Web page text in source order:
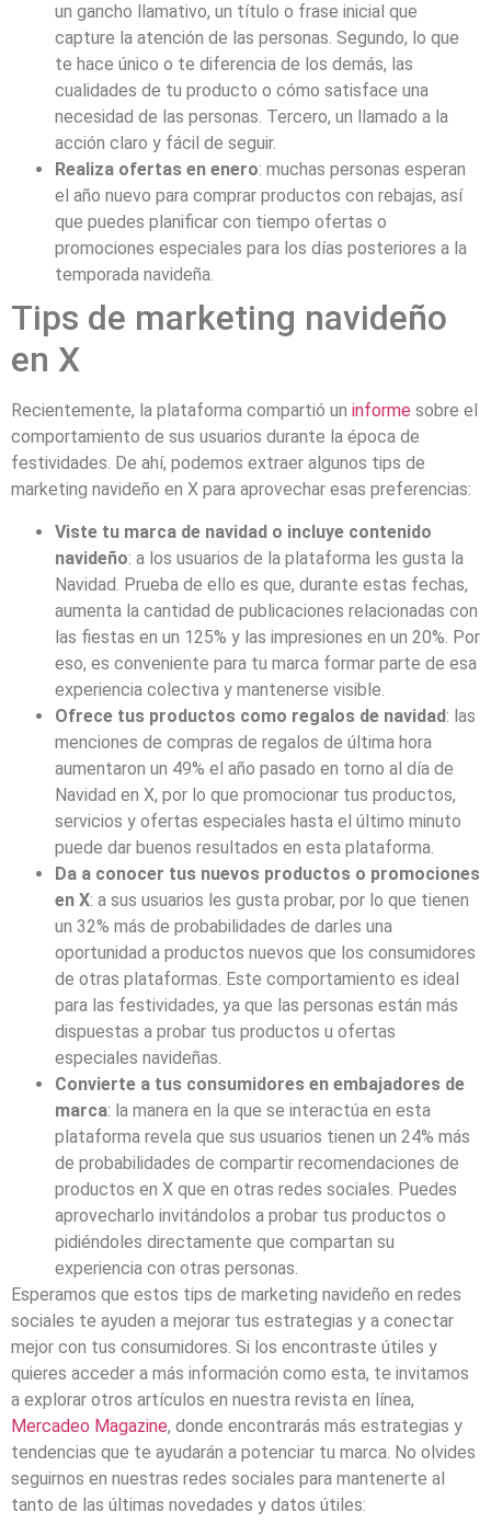
un gancho llamativo, un título o frase inicial que
capture la atención de las personas. Segundo, lo que
te hace único o te diferencia de los demás, las
cualidades de tu producto o cómo satisface una
necesidad de las personas. Tercero, un llamado a la
acción claro y fácil de seguir.
Realiza ofertas en enero: muchas personas esperan
el año nuevo para comprar productos con rebajas, así
que puedes planificar con tiempo ofertas o
promociones especiales para los días posteriores a la
temporada navideña.
Tips de marketing navideño
en X
Recientemente, la plataforma compartió un informe sobre el
comportamiento de sus usuarios durante la época de
festividades. De ahí, podemos extraer algunos tips de
marketing navideño en X para aprovechar esas preferencias:
Viste tu marca de navidad o incluye contenido
navideño: a los usuarios de la plataforma les gusta la
Navidad. Prueba de ello es que, durante estas fechas,
aumenta la cantidad de publicaciones relacionadas con
las fiestas en un 125% y las impresiones en un 20%. Por
eso, es conveniente para tu marca formar parte de esa
experiencia colectiva y mantenerse visible.
Ofrece tus productos como regalos de navidad: las
menciones de compras de regalos de última hora
aumentaron un 49% el año pasado en torno al día de
Navidad en X, por lo que promocionar tus productos,
servicios y ofertas especiales hasta el último minuto
puede dar buenos resultados en esta plataforma.
Da a conocer tus nuevos productos o promociones
en X: a sus usuarios les gusta probar, por lo que tienen
un 32% más de probabilidades de darles una
oportunidad a productos nuevos que los consumidores
de otras plataformas. Este comportamiento es ideal
para las festividades, ya que las personas están más
dispuestas a probar tus productos u ofertas
especiales navideñas.
Convierte a tus consumidores en embajadores de
marca: la manera en la que se interactúa en esta
plataforma revela que sus usuarios tienen un 24% más
de probabilidades de compartir recomendaciones de
productos en X que en otras redes sociales. Puedes
aprovecharlo invitándolos a probar tus productos o
pidiéndoles directamente que compartan su
experiencia con otras personas.
Esperamos que estos tips de marketing navideño en redes
sociales te ayuden a mejorar tus estrategias y a conectar
mejor con tus consumidores. Si los encontraste útiles y
quieres acceder a más información como esta, te invitamos
a explorar otros artículos en nuestra revista en línea,
Mercadeo Magazine, donde encontrarás más estrategias y
tendencias que te ayudarán a potenciar tu marca. No olvides
seguirnos en nuestras redes sociales para mantenerte al
tanto de las últimas novedades y datos útiles: